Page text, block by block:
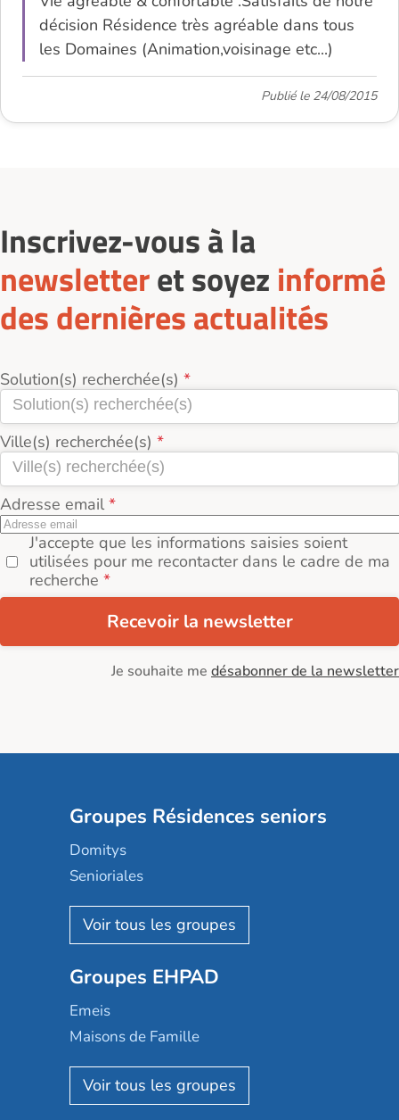
décision Résidence très agréable dans tous
les Domaines (Animation,voisinage etc...)
Publié le 24/08/2015
Inscrivez-vous à la
newsletteret soyez informé
des dernières actualités
Solution(s) recherchée(s)
Ville(s) recherchée(s)
Adresse email
J'accepte que les informations saisies soient
utilisées pour me recontacter dans le cadre de ma
recherche
Recevoir la newsletter
Je souhaite me désabonner de la newsletter
Groupes Résidences seniors
Domitys
Senioriales
Nohée
Les Résidentiels
Mobicap
Domusvi
Happy Senior
Aquarelia
Nexity edenea
Groupes EHPAD
Emeis
Maisons de Famille
Korian
Emera